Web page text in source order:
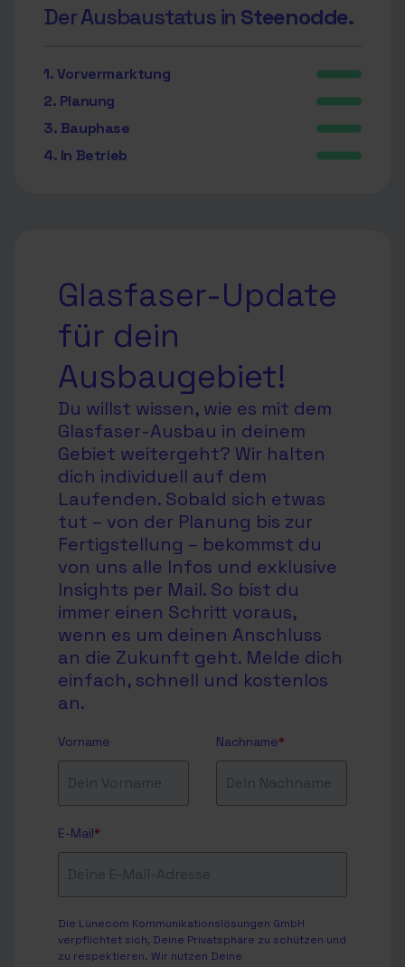
Der Ausbaustatus in Steenodde.
1. Vorvermarktung
2. Planung
3. Bauphase
4. In Betrieb
Glasfaser-Update
für dein
Ausbaugebiet!
Du willst wissen, wie es mit dem
Glasfaser-Ausbau in deinem
Gebiet weitergeht? Wir halten
dich individuell auf dem
Laufenden. Sobald sich etwas
tut – von der Planung bis zur
Fertigstellung – bekommst du
von uns alle Infos und exklusive
Insights per Mail. So bist du
immer einen Schritt voraus,
wenn es um deinen Anschluss
an die Zukunft geht. Melde dich
einfach, schnell und kostenlos
an.
Vorname Nachname*
E-Mail*
Die Lünecom Kommunikationslösungen GmbH
verpflichtet sich, Deine Privatsphäre zu schützen und
zu respektieren. Wir nutzen Deine